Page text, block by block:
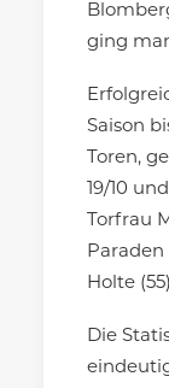
ging
Saison
Toren,
19/10
Torfrau
Paraden
Holte
Die